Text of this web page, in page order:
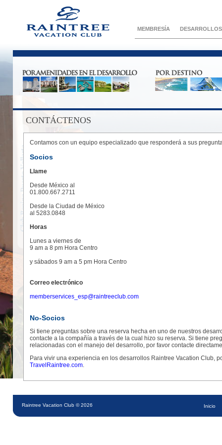
MEMBRESÍA DESARROLLOS
CONTÁCTENOS
Contamos con un equipo especializado que responderá a sus
Socios
Llame
Desde México al
01.800.667.2711
Desde la Ciudad de México
al 5283.0848
Horas
Lunes a viernes de
9 am a 8 pm Hora Centro
y sábados 9 am a 5 pm Hora Centro
Correo electrónico
memberservices_esp@raintreeclub.com
No-Socios
Si tiene preguntas sobre una reserva hecha en uno de nuestros
contacte a la compañía a través de la cual hizo su reserva. Si tiene
relacionadas con el manejo del desarrollo, por favor contacte
Para vivir una experiencia en los desarrollos Raintree Vacation Club,
TravelRaintree.com.
Raintree Vacation Club © 2026 Inicio